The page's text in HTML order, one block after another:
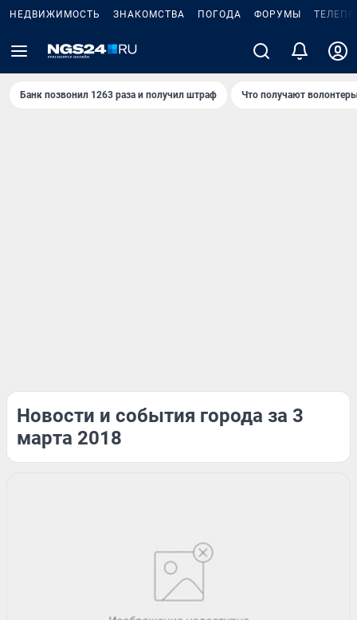
НЕДВИЖИМОСТЬ ЗНАКОМСТВА ПОГОДА ФОРУМЫ
Банк позвонил 1263 раза и получил штраф Что получают
Новости и события города за 3
марта 2018